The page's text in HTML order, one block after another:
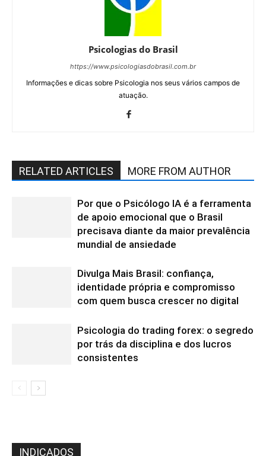
Psicologias do Brasil
https://www.psicologiasdobrasil.com.br
Informações e dicas sobre Psicologia nos seus vários campos de
atuação.
RELATED ARTICLES MORE FROM AUTHOR
Por que o Psicólogo IA é a ferramenta
de apoio emocional que o Brasil
precisava diante da maior prevalência
mundial de ansiedade
Divulga Mais Brasil: confiança,
identidade própria e compromisso
com quem busca crescer no digital
Psicologia do trading forex: o segredo
por trás da disciplina e dos lucros
consistentes
INDICADOS